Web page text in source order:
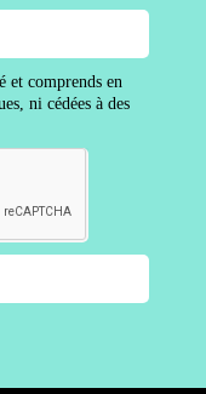
et comprends en
ni cédées à des